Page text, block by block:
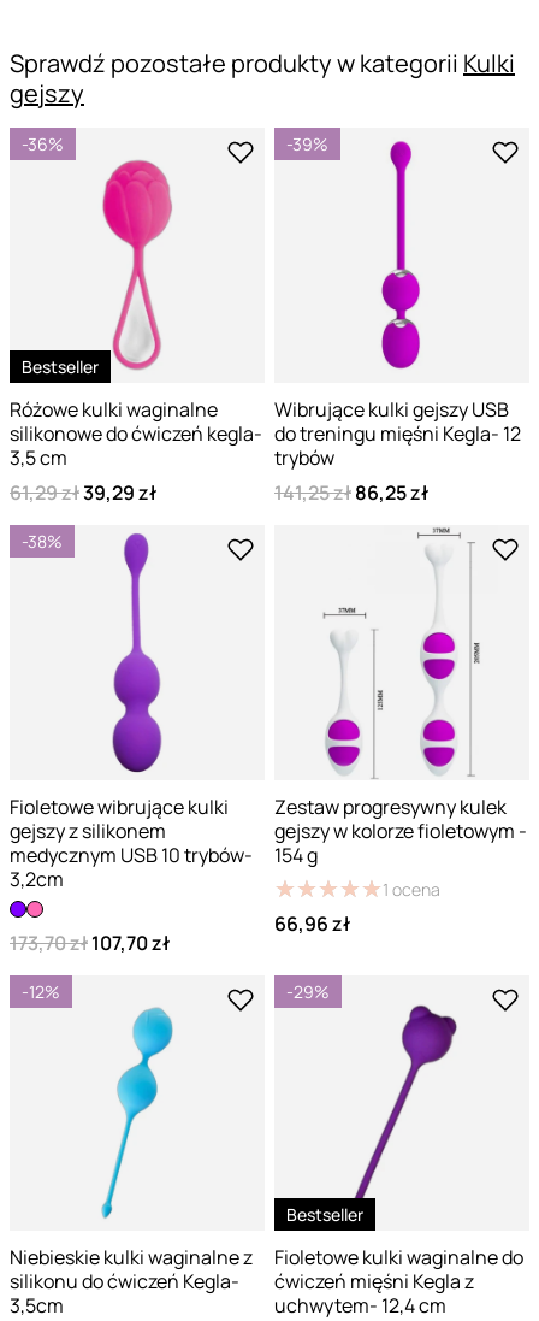
Sprawdź pozostałe produkty w kategorii Kulki
gejszy
-36%
Bestseller
Różowe kulki waginalne
silikonowe do ćwiczeń kegla-
3,5 cm
61,29 zł39,29 zł
-39%
Wibrujące kulki gejszy USB
do treningu mięśni Kegla- 12
trybów
141,25 zł86,25 zł
-38%
Fioletowe wibrujące kulki
gejszy z silikonem
medycznym USB 10 trybów-
3,2cm
173,70 zł107,70 zł
Zestaw progresywny kulek
gejszy w kolorze fioletowym -
154 g
★★★★★
★★★★★1 ocena
66,96 zł
-12%
Niebieskie kulki waginalne z
silikonu do ćwiczeń Kegla-
3,5cm
-29%
Bestseller
Fioletowe kulki waginalne do
ćwiczeń mięśni Kegla z
uchwytem- 12,4 cm